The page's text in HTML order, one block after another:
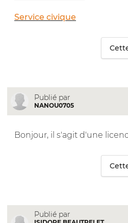
Service civique
Publié par
NANOU0705
Bonjour, il s'agit d'une
Publié par